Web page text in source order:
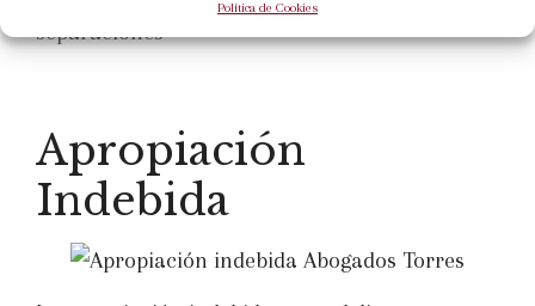
Política de Cookies
separaciones
Apropiación
Indebida